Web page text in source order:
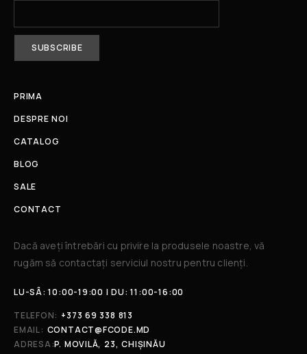
PRIMA
DESPRE NOI
CATALOG
BLOG
SALE
CONTACT
Dacă aveți întrebări cu privire la produsele noastre, vă
rugăm să contactați serviciul nostru pentru clienți.​
LU-SÂ: 10:00-19:00 | DU: 11:00-16:00
TELEFON: +373 69 338 813
EMAIL: CONTACT@FCODE.MD
ADRESA:P. MOVILĂ, 23, CHIȘINĂU